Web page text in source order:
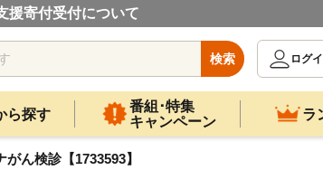
援寄付受付について
検索
ログ
ら探す
番組･特集
キャンペーン
ラ
がん検診【1733593】